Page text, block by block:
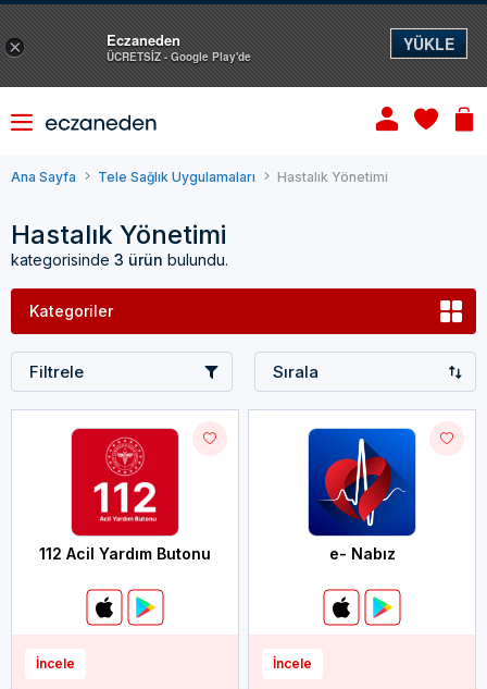
Ana Sayfa Tele Sağlık Uygulamaları Hastalık Yönetimi
Hastalık Yönetimi
kategorisinde 3 ürün bulundu.
Kategoriler
Filtrele Sırala
112 Acil Yardım Butonu
İncele
e- Nabız
İncele
× Eczaneden
ÜCRETSİZ - Google Play'de
YÜKLE